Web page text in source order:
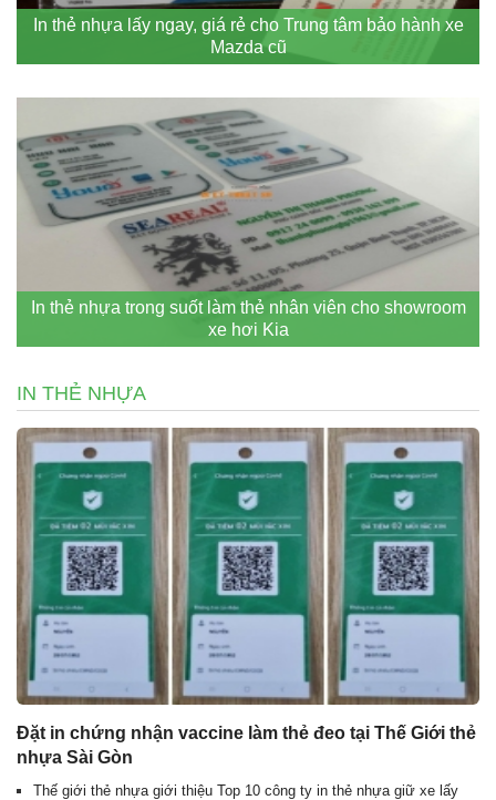
In thẻ nhựa lấy ngay, giá rẻ cho Trung tâm bảo hành xe
Mazda cũ
In thẻ nhựa trong suốt làm thẻ nhân viên cho showroom
xe hơi Kia
IN THẺ NHỰA
Đặt in chứng nhận vaccine làm thẻ đeo tại Thế Giới thẻ
nhựa Sài Gòn
Thế giới thẻ nhựa giới thiệu Top 10 công ty in thẻ nhựa giữ xe lấy